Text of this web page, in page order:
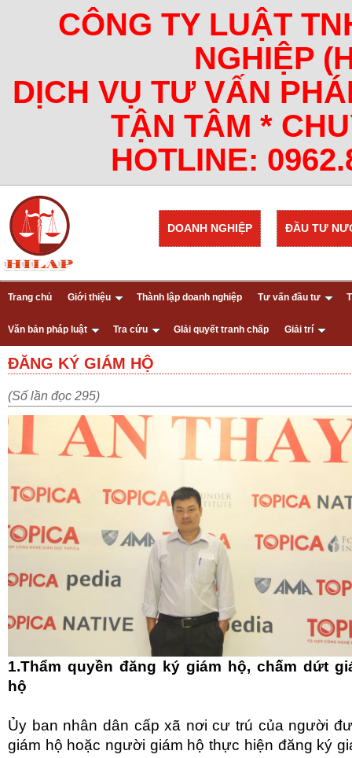
CÔNG TY LUẬT
NGHIỆP
DỊCH VỤ TƯ VẤN
TẬN TÂM *
HOTLINE:
ĐẦU TƯ
DOANH NGHIỆP
Trang chủ Giới thiệu Thành lập doanh nghiệp Tư vấn đầu tư
Văn bản pháp luật Tra cứu GIải quyết tranh chấp Giải trí
ĐĂNG KÝ GIÁM HỘ
(Số lần đọc 295)
1.Thẩm quyền đăng ký giám hộ, chấm dứt
hộ
Ủy ban nhân dân cấp xã nơi cư trú của người
giám hộ hoặc người giám hộ thực hiện đăng ký